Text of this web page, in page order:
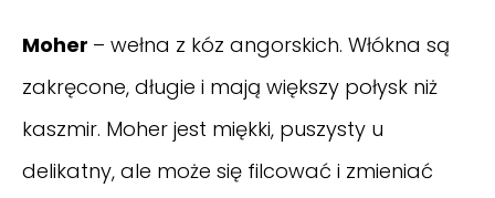
Moher – wełna z kóz angorskich. Włókna są
zakręcone, długie i mają większy połysk niż
kaszmir. Moher jest miękki, puszysty u
delikatny, ale może się filcować i zmieniać